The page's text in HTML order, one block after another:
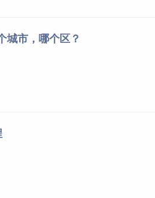
城市，哪个区？